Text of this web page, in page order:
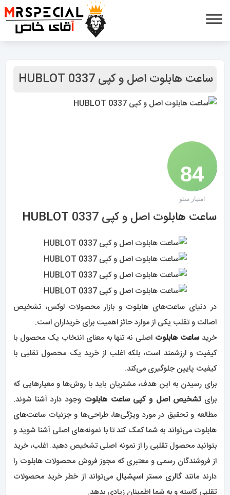
ساعت هابلوت اصل و کپی 0337 HUBLOT
84
/ 100
امتیاز سئو
ساعت هابلوتاصل و کپی 0337 HUBLOT
در دنیای ساعت‌های هابلوت و بازار محصولات لوکس، تشخیص
اصالت و تقلب یکی از موارد حائز اهمیت برای خریداران است.
خریدساعت هابلوت اصلی نه تنها به معنای انتخاب یک محصول با
کیفیت و ارزشمند است، بلکه اغلب از خرید یک محصول تقلبی با
کیفیت پایین جلوگیری می‌کند.
برای رسیدن به این هدف، مشتریان باید با روش‌ها و معیارهایی که
برایتشخیص اصل و کپیساعت هابلوت وجود دارد آشنا شوند.
مطالعه و تحقیق در مورد ویژگی‌ها، طراحی‌ها و جزئیات ساعت‌های
هابلوت می‌تواند به شما کمک کند تا با نمونه‌های اصلی آشنا شوید و
بتوانید محصول تقلبی را از نمونه اصلی تشخیص دهید. اغلب، خرید
از فروشندگان رسمی و معتبری که مجوز فروش محصولات هابلوت را
دارند مانندگالری مستر اسپشیال می‌تواند از خطر خرید محصولات
تقلبی کاسته و به شما اطمینان زیادی بدهد.